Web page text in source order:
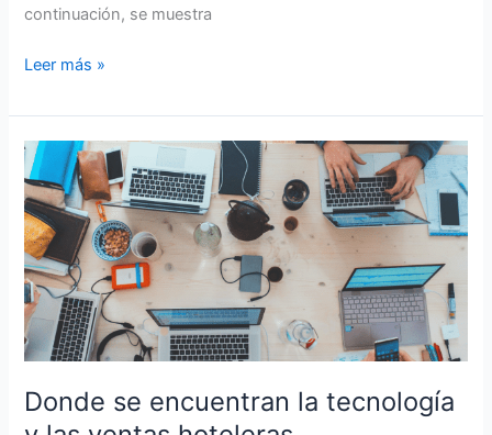
continuación, se muestra
Leer más »
Donde se encuentran la tecnología
Donde
se
encuentran
la
tecnología
y
las
ventas
hoteleras